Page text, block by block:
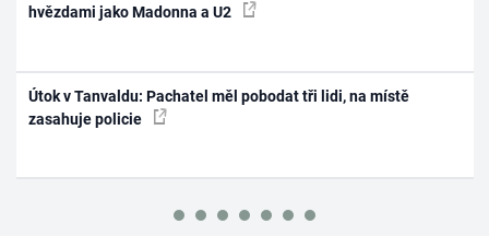
hvězdami jako Madonna a U2
Útok v Tanvaldu: Pachatel měl pobodat tři lidi, na místě
zasahuje policie